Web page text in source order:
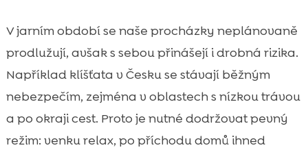
V jarním období se naše procházky neplánovaně
prodlužují, avšak s sebou přinášejí i drobná rizika.
Například klíšťata v Česku se stávají běžným
nebezpečím, zejména v oblastech s nízkou trávou
a po okraji cest. Proto je nutné dodržovat pevný
režim: venku relax, po příchodu domů ihned